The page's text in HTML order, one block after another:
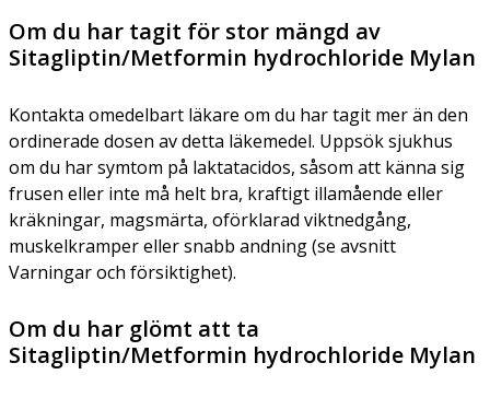
Om du har tagit för stor mängd av
Sitagliptin/Metformin hydrochloride Mylan
Kontakta omedelbart läkare om du har tagit mer än den
ordinerade dosen av detta läkemedel. Uppsök sjukhus
om du har symtom på laktatacidos, såsom att känna sig
frusen eller inte må helt bra, kraftigt illamående eller
kräkningar, magsmärta, oförklarad viktnedgång,
muskelkramper eller snabb andning (se avsnitt
Varningar och försiktighet).
Om du har glömt att ta
Sitagliptin/Metformin hydrochloride Mylan